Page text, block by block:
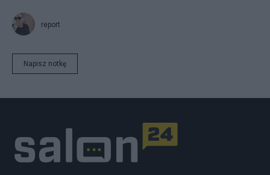
report
Napisz notkę